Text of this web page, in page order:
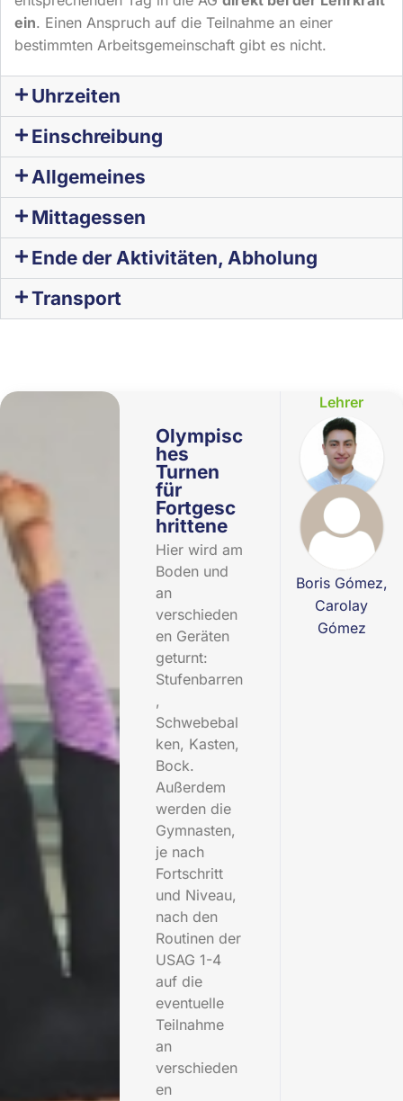
ein. Einen Anspruch auf die Teilnahme an einer
bestimmten Arbeitsgemeinschaft gibt es nicht.
Uhrzeiten
Einschreibung
Allgemeines
Mittagessen
Ende der Aktivitäten, Abholung
Transport
Olympisc
hes
Turnen
für
Fortgesc
hrittene
Hier wird am
Boden und
an
verschieden
en Geräten
geturnt:
Stufenbarren
,
Schwebebal
ken, Kasten,
Bock.
Außerdem
werden die
Gymnasten,
je nach
Fortschritt
und Niveau,
nach den
Routinen der
USAG 1-4
auf die
eventuelle
Teilnahme
an
verschieden
en
Lehrer
Boris Gómez,
Carolay
Gómez